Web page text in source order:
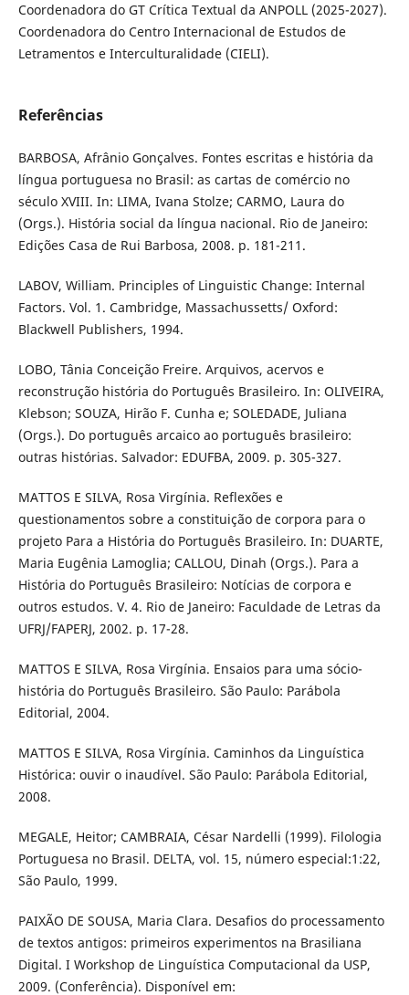
Coordenadora do GT Crítica Textual da ANPOLL (2025-2027).
Coordenadora do Centro Internacional de Estudos de
Letramentos e Interculturalidade (CIELI).
Referências
BARBOSA, Afrânio Gonçalves. Fontes escritas e história da
língua portuguesa no Brasil: as cartas de comércio no
século XVIII. In: LIMA, Ivana Stolze; CARMO, Laura do
(Orgs.). História social da língua nacional. Rio de Janeiro:
Edições Casa de Rui Barbosa, 2008. p. 181-211.
LABOV, William. Principles of Linguistic Change: Internal
Factors. Vol. 1. Cambridge, Massachussetts/ Oxford:
Blackwell Publishers, 1994.
LOBO, Tânia Conceição Freire. Arquivos, acervos e
reconstrução história do Português Brasileiro. In: OLIVEIRA,
Klebson; SOUZA, Hirão F. Cunha e; SOLEDADE, Juliana
(Orgs.). Do português arcaico ao português brasileiro:
outras histórias. Salvador: EDUFBA, 2009. p. 305-327.
MATTOS E SILVA, Rosa Virgínia. Reflexões e
questionamentos sobre a constituição de corpora para o
projeto Para a História do Português Brasileiro. In: DUARTE,
Maria Eugênia Lamoglia; CALLOU, Dinah (Orgs.). Para a
História do Português Brasileiro: Notícias de corpora e
outros estudos. V. 4. Rio de Janeiro: Faculdade de Letras da
UFRJ/FAPERJ, 2002. p. 17-28.
MATTOS E SILVA, Rosa Virgínia. Ensaios para uma sócio-
história do Português Brasileiro. São Paulo: Parábola
Editorial, 2004.
MATTOS E SILVA, Rosa Virgínia. Caminhos da Linguística
Histórica: ouvir o inaudível. São Paulo: Parábola Editorial,
2008.
MEGALE, Heitor; CAMBRAIA, César Nardelli (1999). Filologia
Portuguesa no Brasil. DELTA, vol. 15, número especial:1:22,
São Paulo, 1999.
PAIXÃO DE SOUSA, Maria Clara. Desafios do processamento
de textos antigos: primeiros experimentos na Brasiliana
Digital. I Workshop de Linguística Computacional da USP,
2009. (Conferência). Disponível em: